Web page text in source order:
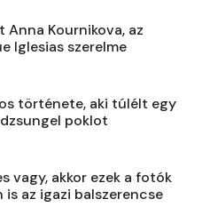
Anna Kournikova, az
Iglesias szerelme
története, aki túlélt egy
poklot
vagy, akkor ezek a fotók
az igazi balszerencse